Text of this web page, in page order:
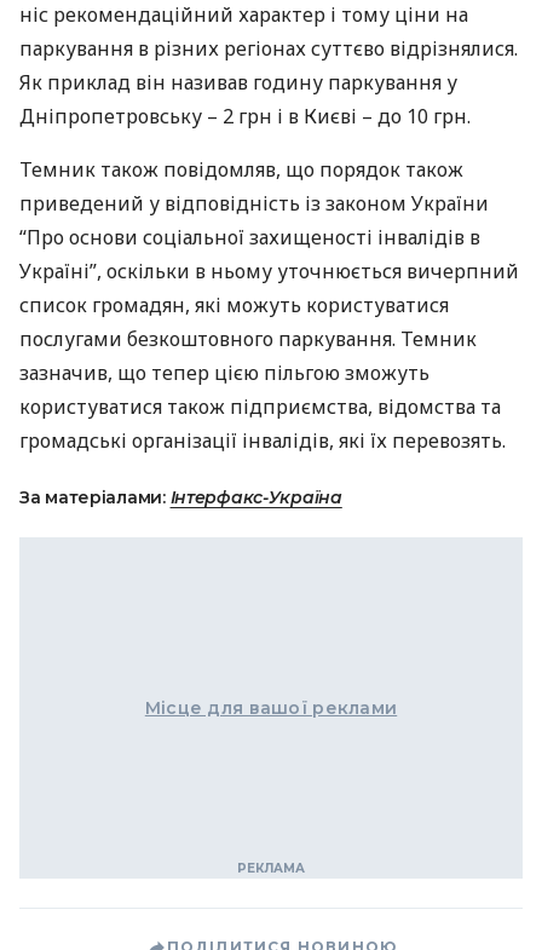
ніс рекомендаційний характер і тому ціни на
паркування в різних регіонах суттєво відрізнялися.
Як приклад він називав годину паркування у
Дніпропетровську – 2 грн і в Києві – до 10 грн.
Темник також повідомляв, що порядок також
приведений у відповідність із законом України
“Про основи соціальної захищеності інвалідів в
Україні”, оскільки в ньому уточнюється вичерпний
список громадян, які можуть користуватися
послугами безкоштовного паркування. Темник
зазначив, що тепер цією пільгою зможуть
користуватися також підприємства, відомства та
громадські організації інвалідів, які їх перевозять.
За матеріалами: Інтерфакс-Україна
Місце для вашої реклами